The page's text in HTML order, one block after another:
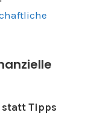
statt Tipps